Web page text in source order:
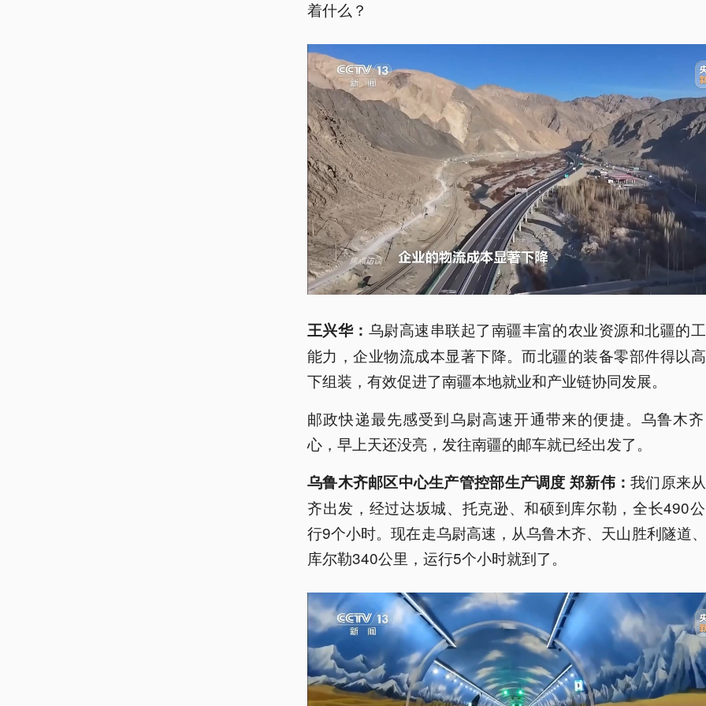
着什么？
王兴华： 乌尉高速串联起了南疆丰富的农业资源和北疆的
能力，企业物流成本显著下降。而北疆的装备零部件得以
下组装，有效促进了南疆本地就业和产业链协同发展。
邮政快递最先感受到乌尉高速开通带来的便捷。乌鲁木
心，早上天还没亮，发往南疆的邮车就已经出发了。
乌鲁木齐邮区中心生产管控部生产调度 郑新伟：我们原来
齐出发，经过达坂城、托克逊、和硕到库尔勒，全长490
行9个小时。现在走乌尉高速，从乌鲁木齐、天山胜利隧道
库尔勒340公里，运行5个小时就到了。